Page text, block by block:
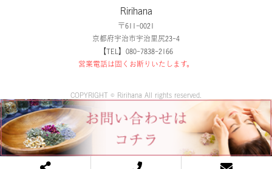
Ririhana
〒611-0021
京都府宇治市宇治里尻23-4
【TEL】080-7838-2166
営業電話は固くお断りいたします。
COPYRIGHT © Ririhana All rights reserved.